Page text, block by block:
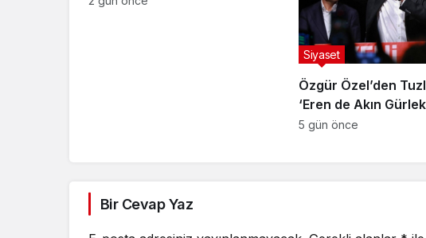
Özgür Özel’den
‘Eren de Akın
hesap verecek’
Siyaset
5 gün önce
Bir Cevap Yaz